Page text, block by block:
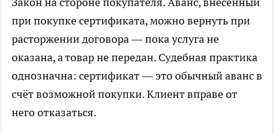
при покупке сертификата, можно вернуть при
расторжении договора — пока услуга не
оказана, а товар не передан. Судебная практика
однозначна: сертификат — это обычный аванс в
счёт возможной покупки. Клиент вправе от
него отказаться.